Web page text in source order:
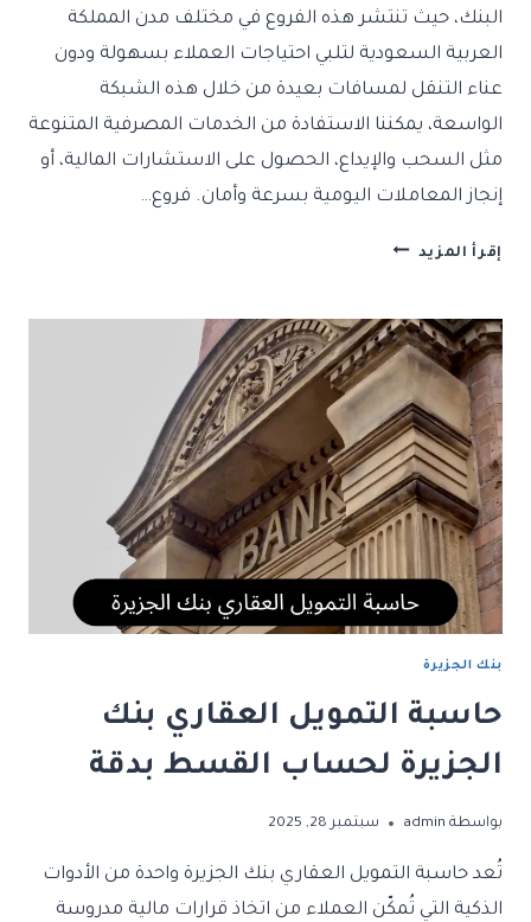
البنك، حيث تنتشر هذه الفروع في مختلف مدن المملكة
العربية السعودية لتلبي احتياجات العملاء بسهولة ودون
عناء التنقل لمسافات بعيدة من خلال هذه الشبكة
الواسعة، يمكننا الاستفادة من الخدمات المصرفية المتنوعة
مثل السحب والإيداع، الحصول على الاستشارات المالية، أو
إنجاز المعاملات اليومية بسرعة وأمان. فروع…
إقرأ المزيد فروع
في
السعودية
العناوين
وأرقام
التواصل
بنك الجزيرة
حاسبة التمويل العقاري بنك
الجزيرة لحساب القسط بدقة
بواسطة admin سبتمبر 28, 2025
تُعد حاسبة التمويل العقاري بنك الجزيرة واحدة من الأدوات
الذكية التي تُمكّن العملاء من اتخاذ قرارات مالية مدروسة